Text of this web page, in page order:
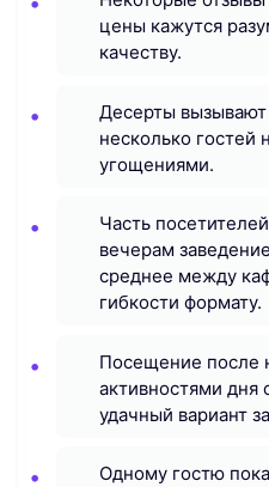
цены кажутся
качеству.
Десерты
несколько гостей
угощениями.
Часть
вечерам
среднее между
гибкости формату.
Посещение после
активностями дня
удачный вариант
Одному гостю